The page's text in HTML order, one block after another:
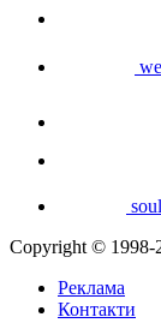
Copyright © 1998-
Реклама
Контакти